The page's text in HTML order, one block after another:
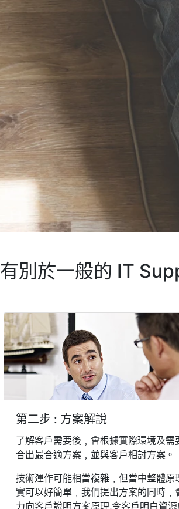
有別於一般的 IT
第二步 : 方案解說
了解客戶需要後﹐會根據實際環境及需
合出最合適方案﹐並與客戶相討方案。
技術運作可能相當複雜﹐但當中整體原
實可以好簡單﹐我們提出方案的同時﹐
力向客戶說明方案原理,令客戶明白資源